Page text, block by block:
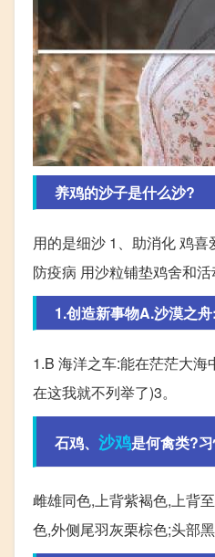
养鸡的沙子是什么沙?
用的是细沙 1、助消化 鸡
防疫病 用沙粒铺垫鸡舍和活
1.创造新事物A.沙漠之
1.B 海洋之车:能在茫茫大
在这我就不列举了)3。
石鸡、 沙鸡是何禽类?
雌雄同色,上背紫褐色,上背
色,外侧尾羽灰栗棕色;头部黑